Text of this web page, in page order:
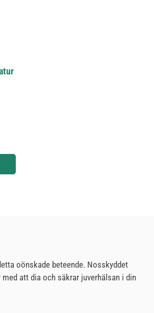
kvantiteten.
oönskade beteende. Nosskyddet
att dia och säkrar juverhälsan i din